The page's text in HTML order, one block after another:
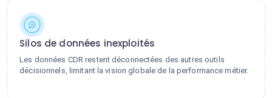
Silos de données inexploités
Les données CDR restent déconnectées des autres outils
décisionnels, limitant la vision globale de la performance métier.